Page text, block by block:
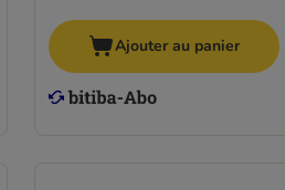
Ajouter au panier